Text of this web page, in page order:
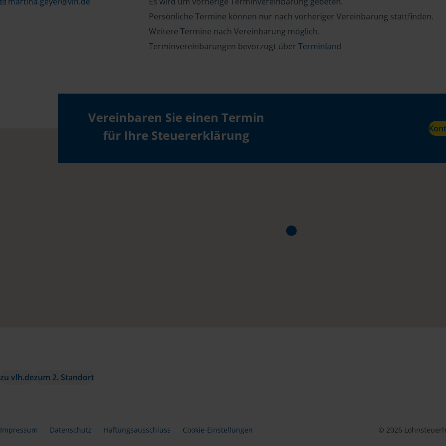
Persönliche Termine können nur nach vorheriger Vereinbarung stattfinden.
Weitere Termine nach Vereinbarung möglich.
Terminvereinbarungen bevorzugt über Terminland
Vereinbaren Sie einen Termin
für Ihre Steuererklärung
zu vlh.dezum 2. Standort
Impressum Datenschutz Haftungsausschluss Cookie-Einstellungen © 2026